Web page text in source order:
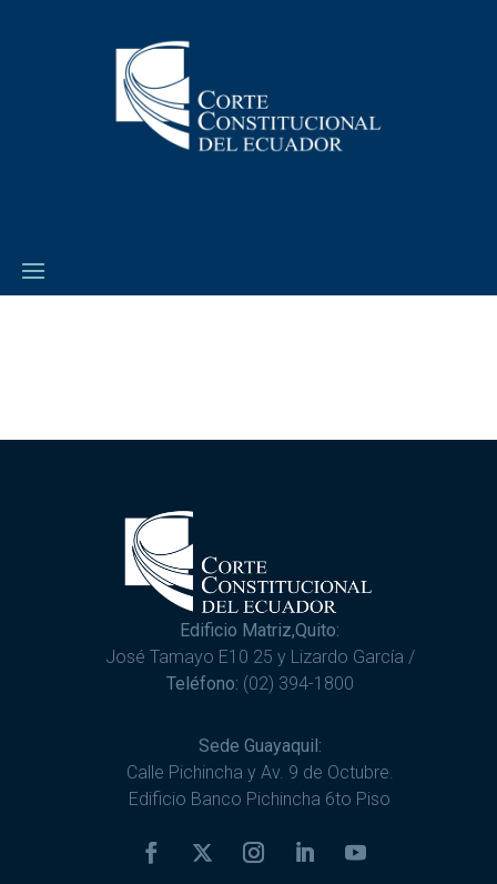
Edificio Matriz,Quito:
José Tamayo E10 25 y Lizardo García /
Teléfono: (02) 394-1800
Sede Guayaquil:
Calle Pichincha y Av. 9 de Octubre.
Edificio Banco Pichincha 6to Piso